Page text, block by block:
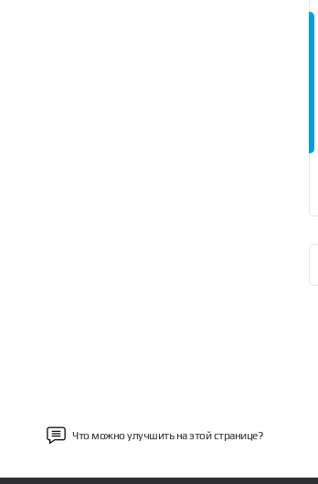
Что можно улучшить на этой странице?